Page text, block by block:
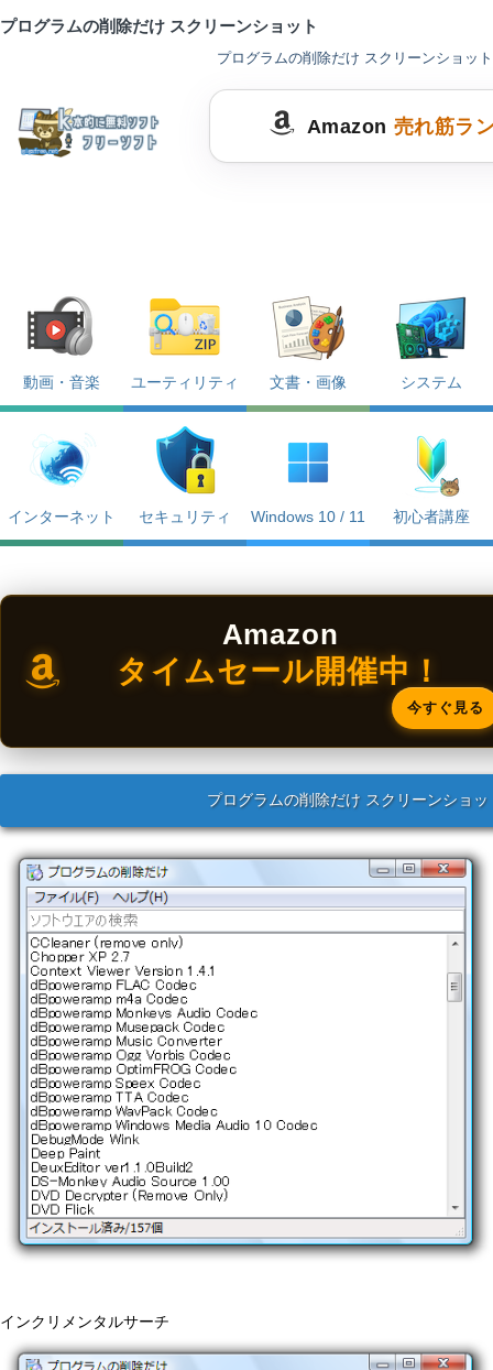
プログラムの削除だけ スクリーンショット
プログラムの削除だけ スクリーンショット
Amazon 売れ筋ラ
動画・音楽 ユーティリティ 文書・画像 システム
インターネット セキュリティ Windows 10 / 11 初心者講座
Amazon
タイムセール開催中！
今すぐ見る
プログラムの削除だけ スクリーンショッ
インクリメンタルサーチ